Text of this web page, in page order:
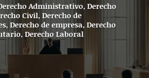
Administrativo,Derecho
Civil,Derecho de
,Derecho de empresa,Derecho
,Derecho Laboral